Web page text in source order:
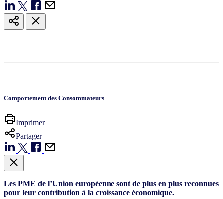
Comportement des Consommateurs
Imprimer
Partager
Les PME de l’Union européenne sont de plus en plus reconnues
pour leur contribution à la croissance économique.